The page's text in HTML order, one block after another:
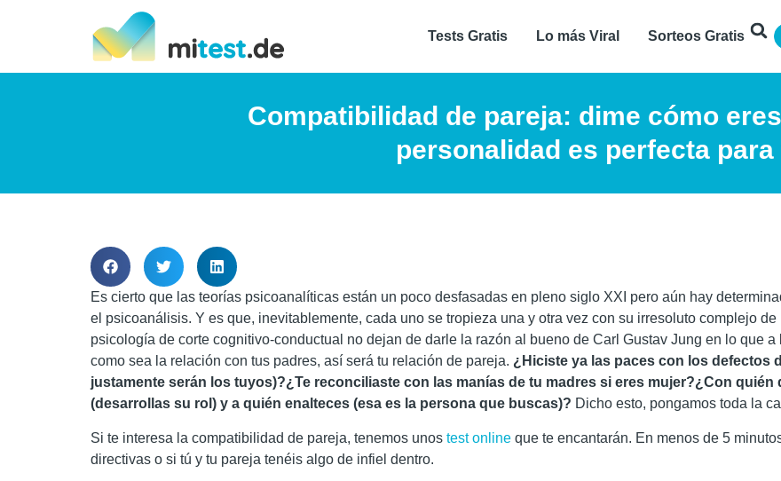
Tests Gratis Lo más Viral Sorteos Gratis
Compatibilidad de pareja: dime cómo
personalidad es perfecta para
Es cierto que las teorías psicoanalíticas están un poco desfasadas en pleno siglo XXI pero aún hay
el psicoanálisis. Y es que, inevitablemente, cada uno se tropieza una y otra vez con su irresoluto complejo
psicología de corte cognitivo-conductual no dejan de darle la razón al bueno de Carl Gustav Jung en lo que
como sea la relación con tus padres, así será tu relación de pareja. ¿Hiciste ya las paces con los defectos
justamente serán los tuyos)?¿Te reconciliaste con las manías de tu madres si eres mujer?¿Con
(desarrollas su rol) y a quién enalteces (esa es la persona que buscas)? Dicho esto, pongamos toda la
Si te interesa la compatibilidad de pareja, tenemos unos test online que te encantarán. En menos de 5
directivas o si tú y tu pareja tenéis algo de infiel dentro.